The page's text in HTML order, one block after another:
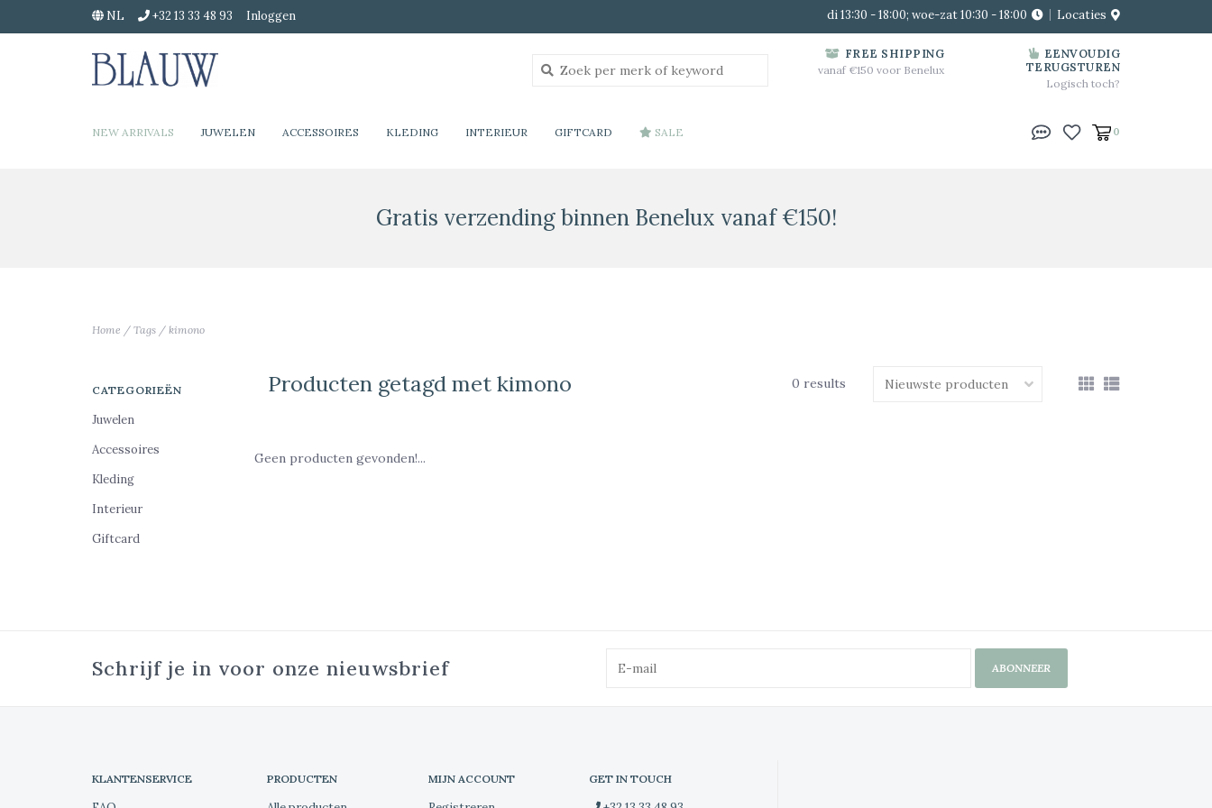
NL +32 13 33 48 93 Inloggen di 13:30 - 18:00; woe-zat 10:30 - 18:00 Locaties
FREE SHIPPING
vanaf €150 voor Benelux
EENVOUDIG
TERUGSTUREN
Logisch toch?
NEW ARRIVALS JUWELEN ACCESSOIRES KLEDING INTERIEUR GIFTCARD SALE 0
Gratis verzending binnen Benelux vanaf €150!
Home / Tags / kimono
CATEGORIEËN
Juwelen
Accessoires
Kleding
Interieur
Giftcard
Producten getagd met kimono 0 results
Geen producten gevonden!...
Schrijf je in voor onze nieuwsbrief ABONNEER
KLANTENSERVICE PRODUCTEN MIJN ACCOUNT GET IN TOUCH